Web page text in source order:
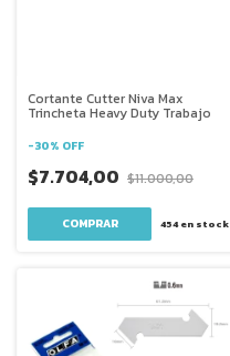
Cortante Cutter Niva Max
Trincheta Heavy Duty Trabajo
-30% OFF
$7.704,00 $11.000,00
454en stock